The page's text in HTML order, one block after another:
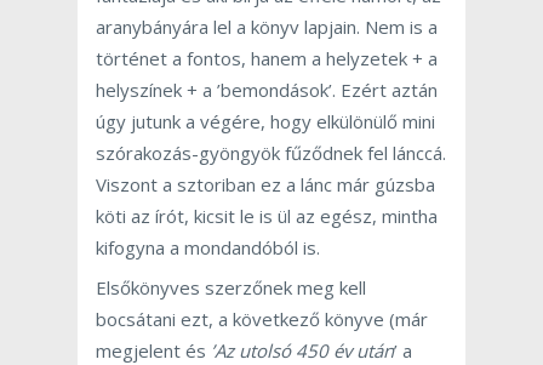
aranybányára lel a könyv lapjain. Nem is a
történet a fontos, hanem a helyzetek + a
helyszínek + a ’bemondások’. Ezért aztán
úgy jutunk a végére, hogy elkülönülő mini
szórakozás-gyöngyök fűződnek fel lánccá.
Viszont a sztoriban ez a lánc már gúzsba
köti az írót, kicsit le is ül az egész, mintha
kifogyna a mondandóból is.
Elsőkönyves szerzőnek meg kell
bocsátani ezt, a következő könyve (már
megjelent és ’Az utolsó 450 év után’ a